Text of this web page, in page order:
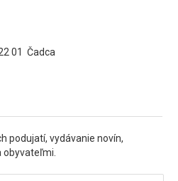
01 Čadca
podujatí, vydávanie novín,
obyvateľmi.